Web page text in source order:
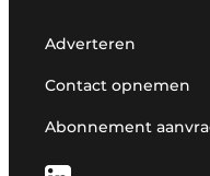
Adverteren
Contact opnemen
Abonnement